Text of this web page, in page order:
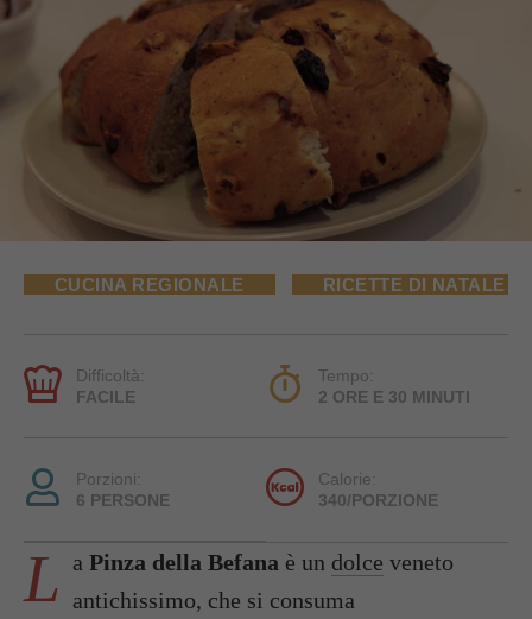
CUCINA REGIONALE RICETTE DI NATALE
Difficoltà:
FACILE
Tempo:
2 ORE E 30 MINUTI
Porzioni:
6 PERSONE
Calorie:
340/PORZIONE
L a Pinza della Befana è un dolce veneto
antichissimo, che si consuma